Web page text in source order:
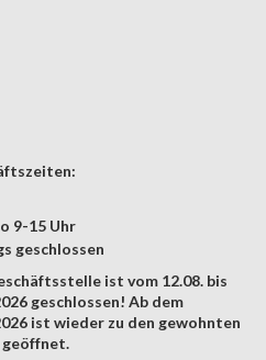
9-15 Uhr
geschlossen
ist vom 12.08. bis
geschlossen! Ab dem
ist wieder zu den gewohnten